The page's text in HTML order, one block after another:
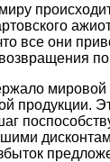
все они
продукции.